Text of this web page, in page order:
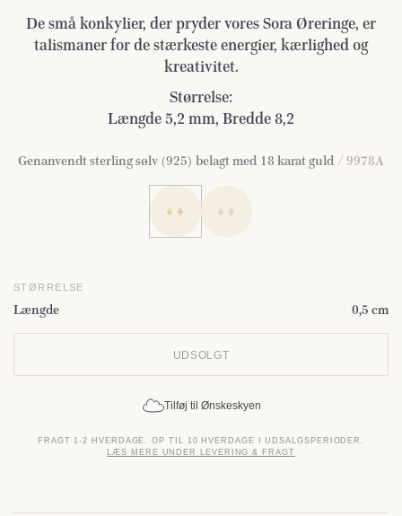
De små konkylier, der pryder vores Sora Øreringe, er
talismaner for de stærkeste energier, kærlighed og
kreativitet.
Størrelse:
Længde 5,2 mm, Bredde 8,2
Genanvendt sterling sølv (925) belagt med 18 karat guld / 9978A
STØRRELSE
Længde 0,5 cm
UDSOLGT
Tilføj til Ønskeskyen
FRAGT 1-2 HVERDAGE. OP TIL 10 HVERDAGE I UDSALGSPERIODER.
LÆS MERE UNDER LEVERING & FRAGT